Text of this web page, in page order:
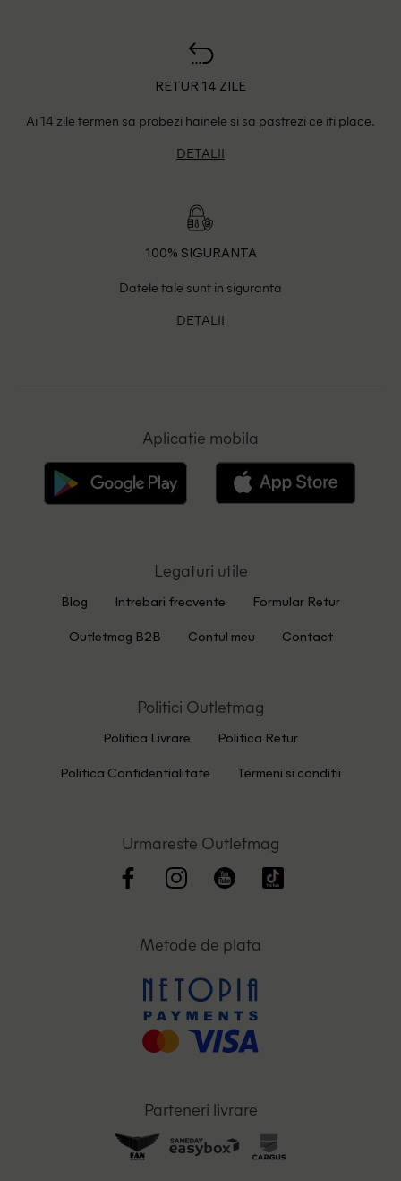
RETUR 14 ZILE
Ai 14 zile termen sa probezi hainele si sa pastrezi ce iti place.
DETALII
100% SIGURANTA
Datele tale sunt in siguranta
DETALII
Aplicatie mobila
Legaturi utile
Blog Intrebari frecvente Formular Retur
Outletmag B2B Contul meu Contact
Politici Outletmag
Politica Livrare Politica Retur
Politica Confidentialitate Termeni si conditii
Urmareste Outletmag
Metode de plata
Parteneri livrare